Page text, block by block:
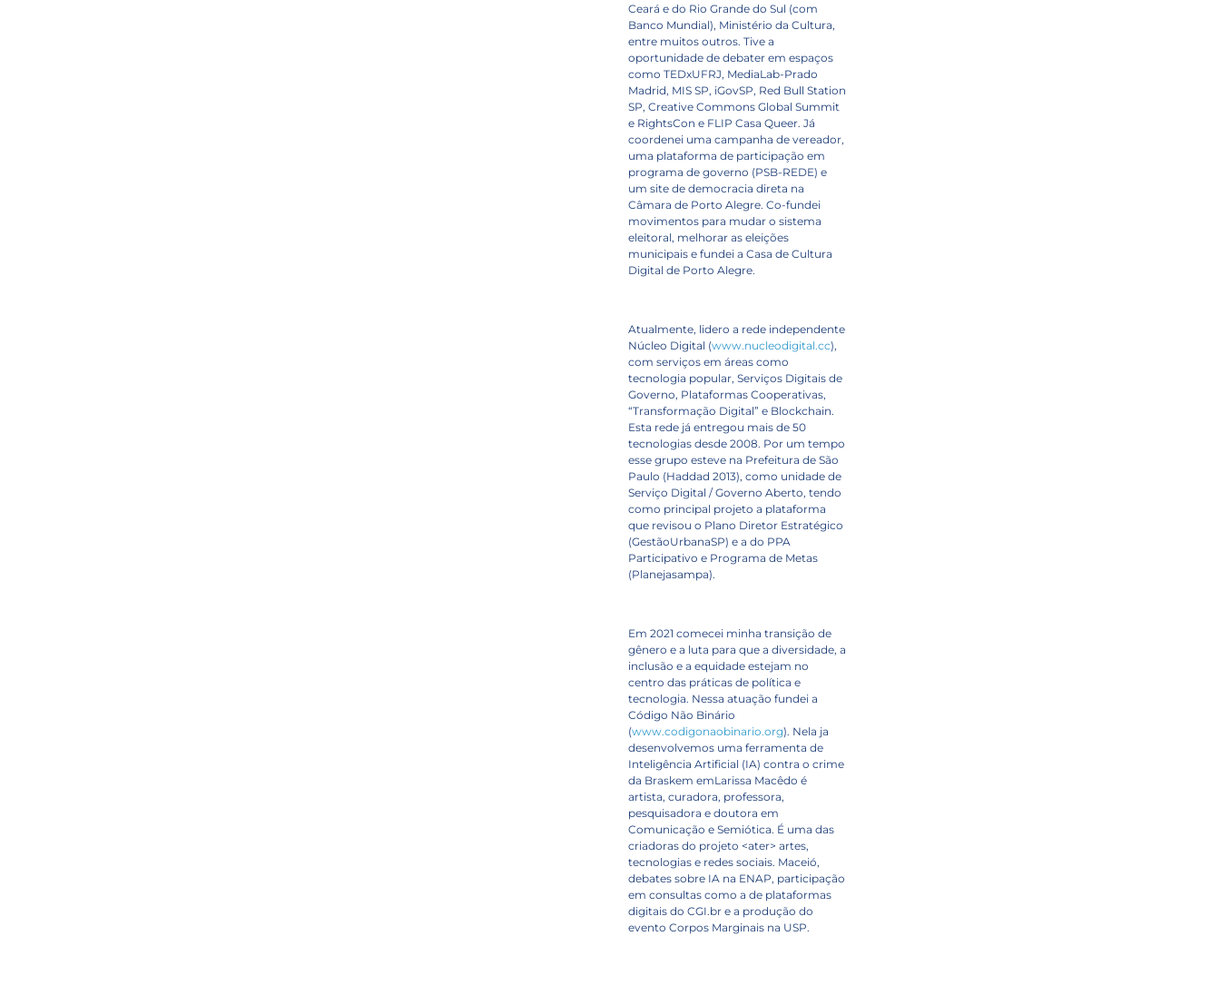
Ceará e do Rio Grande do Sul (com
Banco Mundial), Ministério da Cultura,
entre muitos outros. Tive a
oportunidade de debater em espaços
como TEDxUFRJ, MediaLab-Prado
Madrid, MIS SP, iGovSP, Red Bull Station
SP, Creative Commons Global Summit
e RightsCon e FLIP Casa Queer. Já
coordenei uma campanha de vereador,
uma plataforma de participação em
programa de governo (PSB-REDE) e
um site de democracia direta na
Câmara de Porto Alegre. Co-fundei
movimentos para mudar o sistema
eleitoral, melhorar as eleições
municipais e fundei a Casa de Cultura
Digital de Porto Alegre.
Atualmente, lidero a rede independente
Núcleo Digital (www.nucleodigital.cc),
com serviços em áreas como
tecnologia popular, Serviços Digitais de
Governo, Plataformas Cooperativas,
“Transformação Digital” e Blockchain.
Esta rede já entregou mais de 50
tecnologias desde 2008. Por um tempo
esse grupo esteve na Prefeitura de São
Paulo (Haddad 2013), como unidade de
Serviço Digital / Governo Aberto, tendo
como principal projeto a plataforma
que revisou o Plano Diretor Estratégico
(GestãoUrbanaSP) e a do PPA
Participativo e Programa de Metas
(Planejasampa).
Em 2021 comecei minha transição de
gênero e a luta para que a diversidade, a
inclusão e a equidade estejam no
centro das práticas de política e
tecnologia. Nessa atuação fundei a
Código Não Binário
(www.codigonaobinario.org). Nela ja
desenvolvemos uma ferramenta de
Inteligência Artificial (IA) contra o crime
da Braskem emLarissa Macêdo é
artista, curadora, professora,
pesquisadora e doutora em
Comunicação e Semiótica. É uma das
criadoras do projeto <ater> artes,
tecnologias e redes sociais. Maceió,
debates sobre IA na ENAP, participação
em consultas como a de plataformas
digitais do CGI.br e a produção do
evento Corpos Marginais na USP.